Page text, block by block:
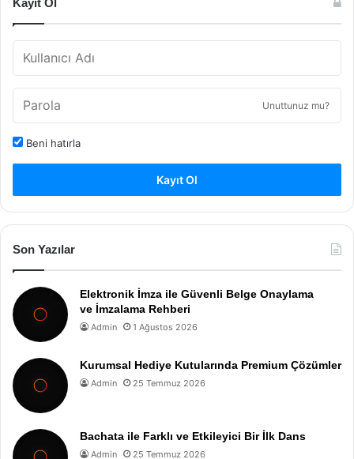
Kayıt Ol
Unuttunuz mu?
Beni hatırla
Kayıt Ol
Son Yazılar
Elektronik İmza ile Güvenli Belge Onaylama
ve İmzalama Rehberi
Admin 1 Ağustos 2026
Kurumsal Hediye Kutularında Premium Çözümler
Admin 25 Temmuz 2026
Bachata ile Farklı ve Etkileyici Bir İlk Dans
Admin 25 Temmuz 2026